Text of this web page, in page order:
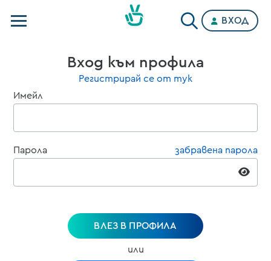
Категории
ВХОД
Вход към профила
Регистрирай се от тук
Имейл
Парола забравена парола
ВЛЕЗ В ПРОФИЛА
или